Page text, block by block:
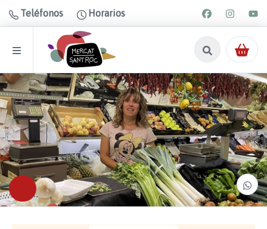
Teléfonos Horarios